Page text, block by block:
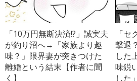
「10万円無断決済!?」誠実夫
が釣り沼へ→「家族より趣
味？」限界妻が突きつけた
離婚という結末【作者に聞
く】
「
撃退
した
味鋭
した